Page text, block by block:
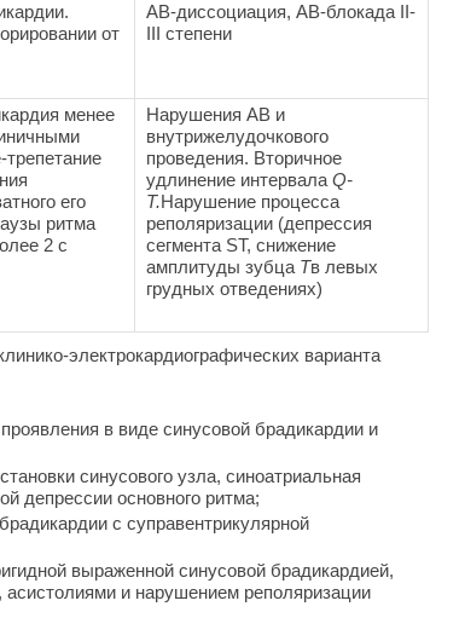
от
АВ-диссоциация, АВ-блокада II-
III степени
менее
его
ритма
2 с
Нарушения АВ и
внутрижелудочкового
проведения. Вторичное
удлинение интервала Q-
T.Нарушение процесса
реполяризации (депрессия
сегмента ST, снижение
амплитуды зубца Тв левых
грудных отведениях)
электрокардиографических варианта
в виде синусовой брадикардии и
синусового узла, синоатриальная
депрессии основного ритма;
с суправентрикулярной
выраженной синусовой брадикардией,
и нарушением реполяризации